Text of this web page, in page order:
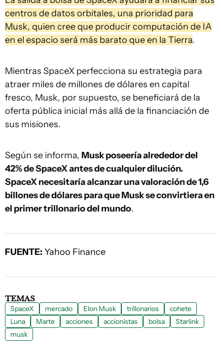
centros de datos orbitales, una prioridad para
Musk, quien cree que producir computación de IA
en el espacio será más barato que en la Tierra.
Mientras SpaceX perfecciona su estrategia para
atraer miles de millones de dólares en capital
fresco, Musk, por supuesto, se beneficiará de la
oferta pública inicial más allá de la financiación de
sus misiones.
Según se informa, Musk poseería alrededor del
42% de SpaceX antes de cualquier dilución.
SpaceX necesitaría alcanzar una valoración de 1,6
billones de dólares para que Musk se convirtiera en
el primer trillonario del mundo.
FUENTE: Yahoo Finance
TEMAS
SpaceX mercado Elon Musk trillonarios
cohete
Luna
Marte acciones accionistas bolsa
Starlink
musk